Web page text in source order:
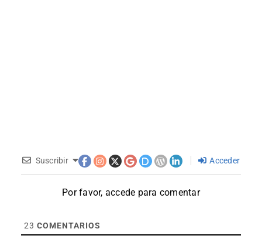
Suscribir Acceder
Por favor, accede para comentar
23 COMENTARIOS